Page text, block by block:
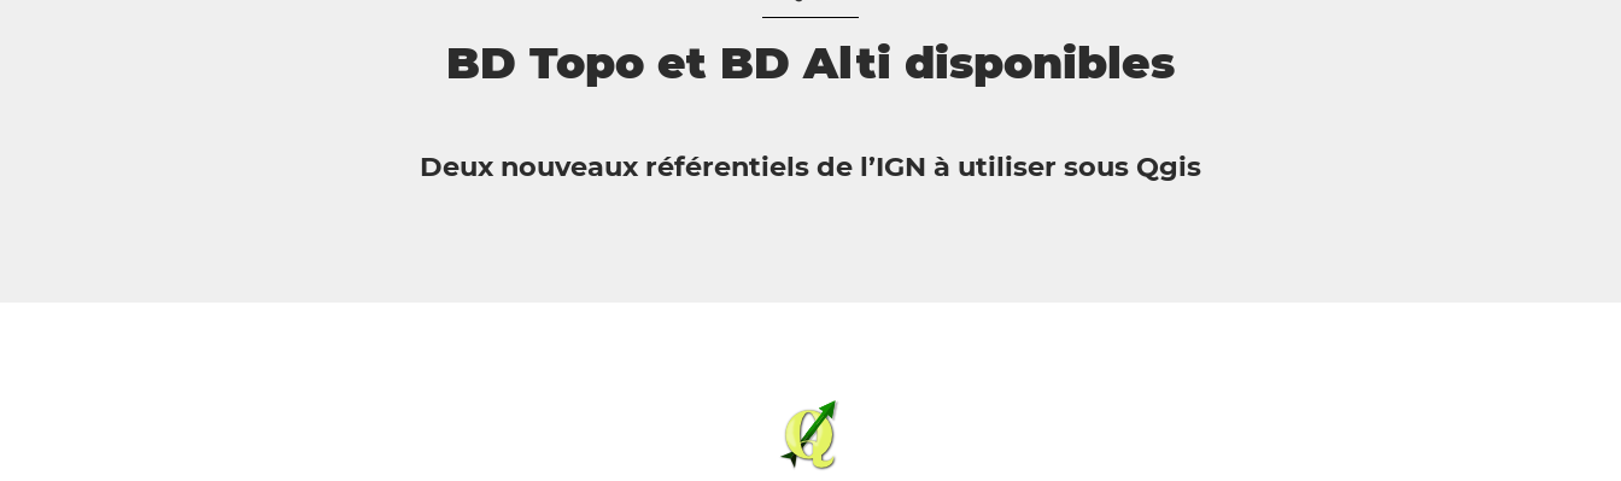
BD Topo et BD Alti disponibles
Deux nouveaux référentiels de l’IGN à utiliser sous Qgis